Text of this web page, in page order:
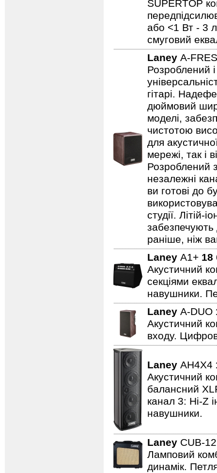
SUPERTOP
або <1 Вт - 3
смуговий
Laney A-
Розроблений
гітарі.
дюймовий
моделі,
чистотою
для
мережі, так і
Розроблений
незалежні
ви готові до
студії. Літій-
забезпечують
раніше, ніж
Laney A1+ 18
Акустичний
секціями
навушники.
Laney A-DUO
Акустичний
входу.
Laney AH4X4
Акустичний
балансний
канал 3: Hi-Z
навушники.
Laney CUB-
Ламповий
динамік.